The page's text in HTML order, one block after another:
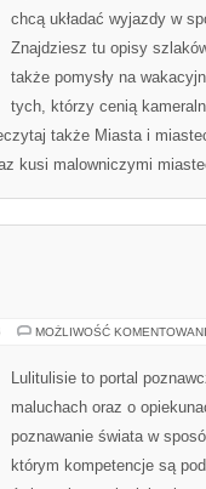
chcą układać wyjazdy w
Znajdziesz tu opisy
także pomysły na
tych, którzy cenią
także Miasta i
kusi malowniczymi
MOŻLIWOŚĆ
Lulitulisie to portal
maluchach oraz o
poznawanie świata w
którym kompetencje są